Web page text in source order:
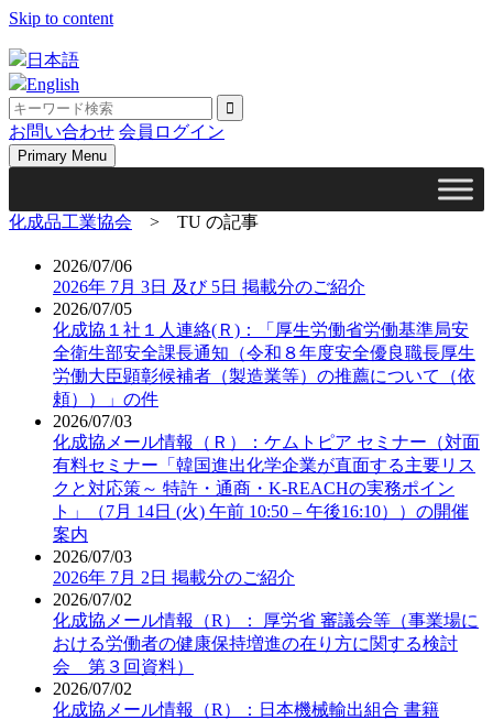
Skip to content
日本語
English
お問い合わせ 会員ログイン
Primary Menu
化成品工業協会 > TU の記事
2026/07/06
2026年 7月 3日 及び 5日 掲載分のご紹介
2026/07/05
化成協１社１人連絡(Ｒ)：「厚生労働省労働基準局安
全衛生部安全課長通知（令和８年度安全優良職長厚生
労働大臣顕彰候補者（製造業等）の推薦について（依
頼））」の件
2026/07/03
化成協メール情報（Ｒ）：ケムトピア セミナー（対面
有料セミナー「韓国進出化学企業が直面する主要リス
クと対応策～ 特許・通商・K-REACHの実務ポイン
ト」（7月 14日 (火) 午前 10:50 – 午後16:10））の開催
案内
2026/07/03
2026年 7月 2日 掲載分のご紹介
2026/07/02
化成協メール情報（R）： 厚労省 審議会等（事業場に
おける労働者の健康保持増進の在り方に関する検討
会 第３回資料）
2026/07/02
化成協メール情報（R）：日本機械輸出組合 書籍